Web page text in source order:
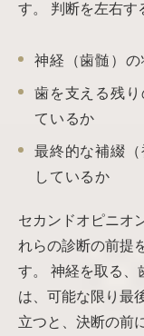
す。 判断を左右す
神経（歯髄）
歯を支える残
ているか
最終的な補綴
しているか
セカンドオピニオ
れらの診断の前提
す。 神経を取る、
は、可能な限り最
立つと、決断の前